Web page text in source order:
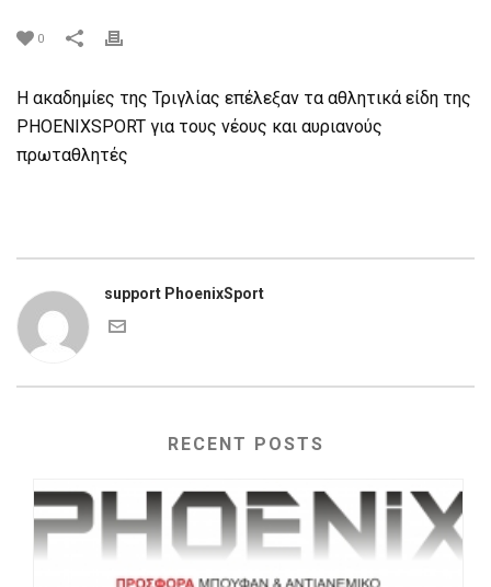
0
Η ακαδημίες της Τριγλίας επέλεξαν τα αθλητικά είδη της
PHOENIXSPORT για τους νέους και αυριανούς
πρωταθλητές
support PhoenixSport
RECENT POSTS